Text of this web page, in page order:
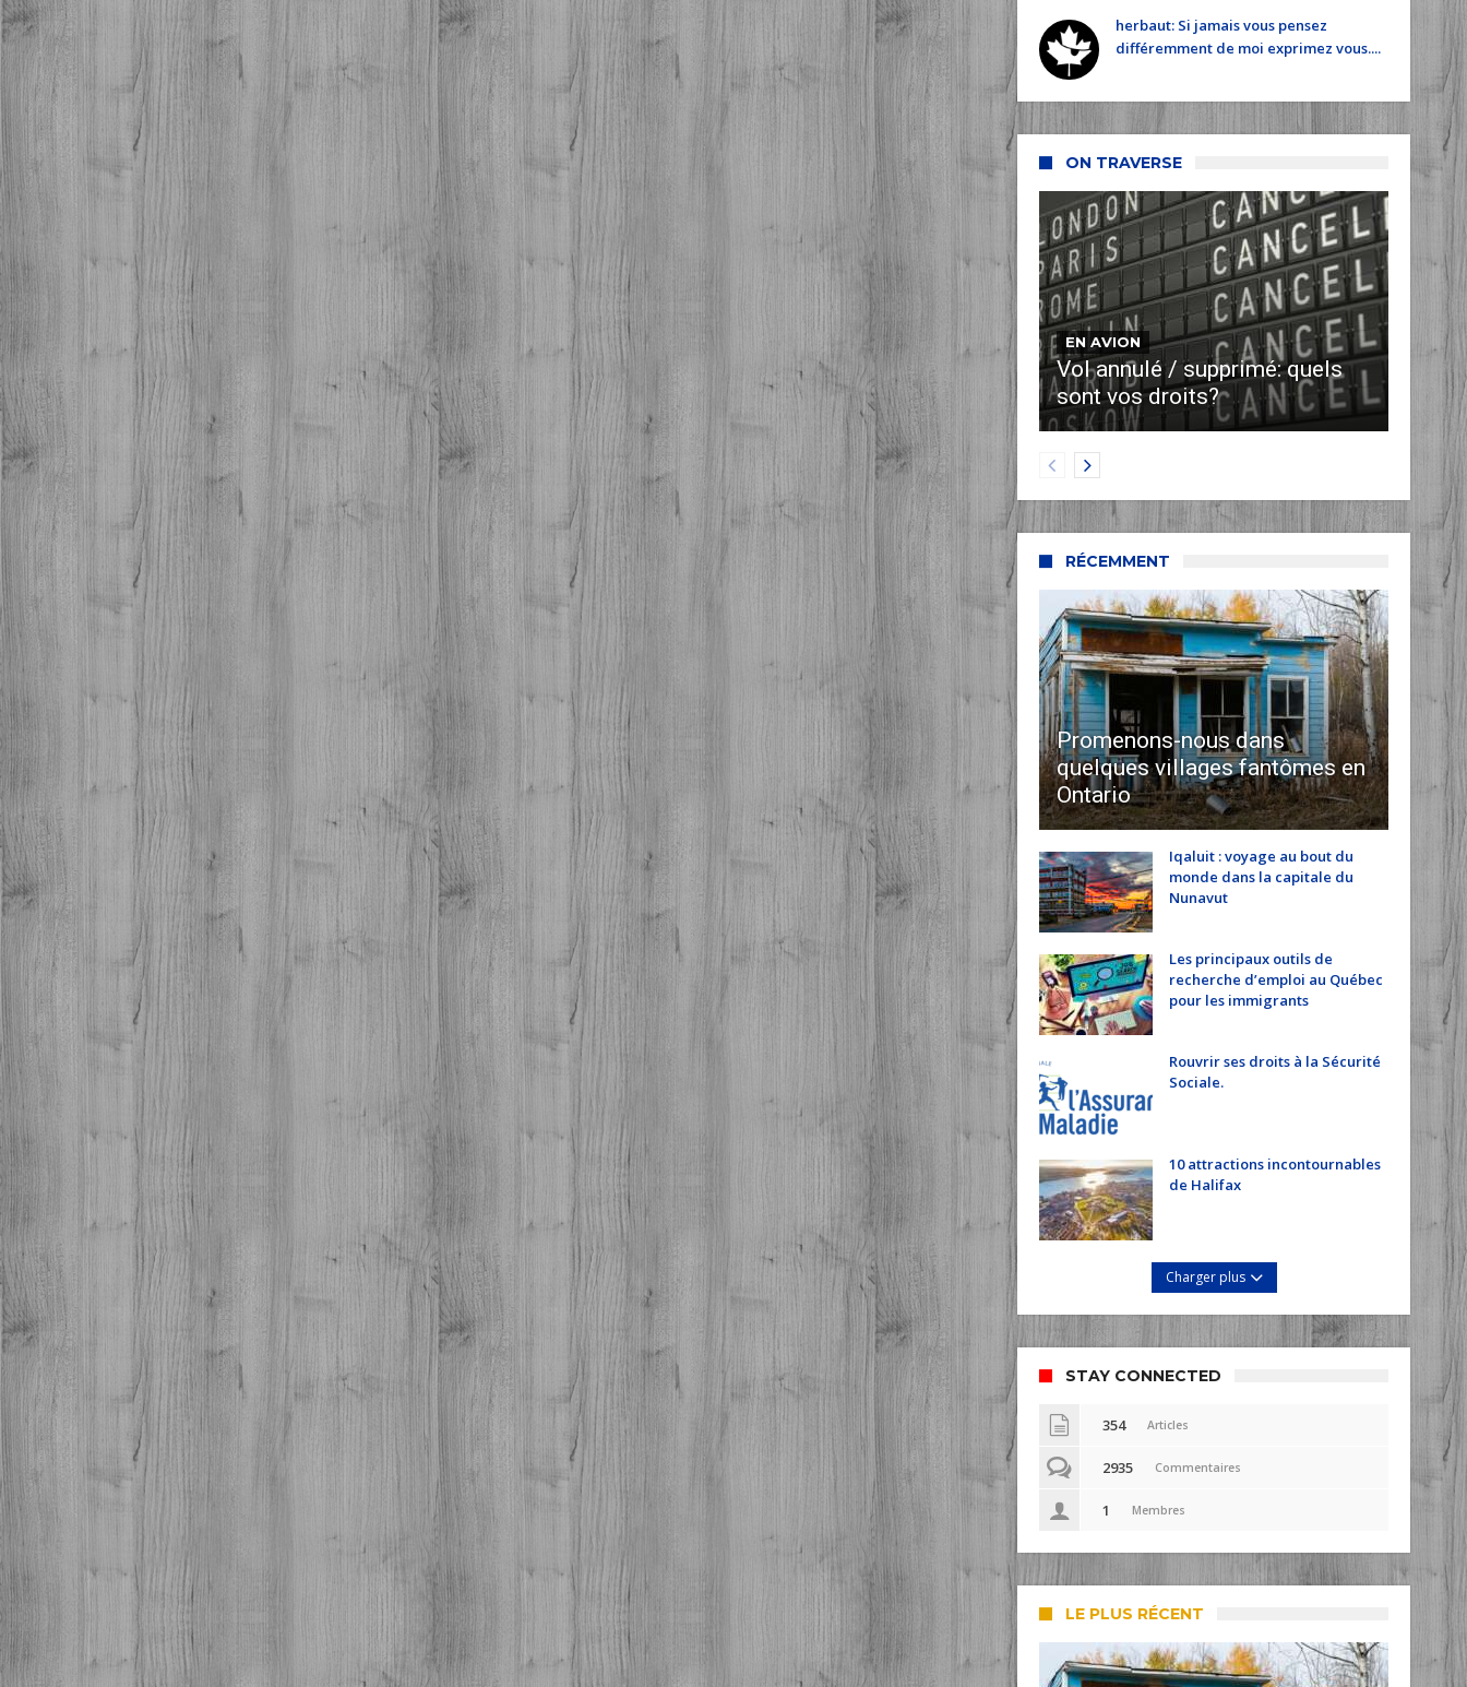
herbaut: Si jamais vous pensez
différemment de moi exprimez vous....
ON TRAVERSE
EN AVION
Vol annulé / supprimé: quels
sont vos droits?
RÉCEMMENT
Promenons-nous dans
quelques villages fantômes en
Ontario
Iqaluit : voyage au bout du
monde dans la capitale du
Nunavut
Les principaux outils de
recherche d’emploi au Québec
pour les immigrants
Rouvrir ses droits à la Sécurité
Sociale.
10 attractions incontournables
de Halifax
Charger plus
STAY CONNECTED
354 Articles
2935 Commentaires
1 Membres
LE PLUS RÉCENT